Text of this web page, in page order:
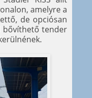
amelyre a
de opciósan
bővíthető tender